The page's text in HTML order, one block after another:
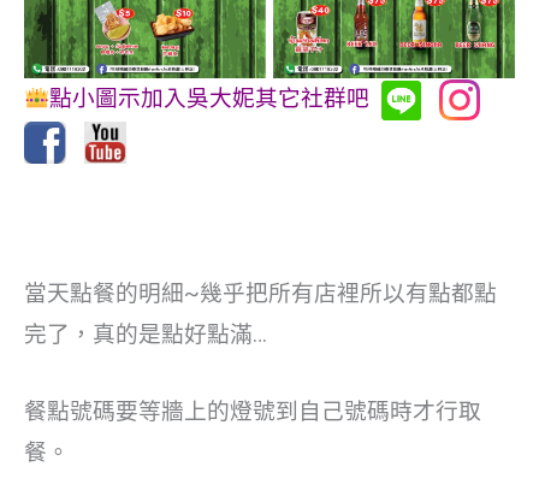
點小圖示加入吳大妮其它社群吧
當天點餐的明細~幾乎把所有店裡所以有點都點
完了，真的是點好點滿…
餐點號碼要等牆上的燈號到自己號碼時才行取
餐。